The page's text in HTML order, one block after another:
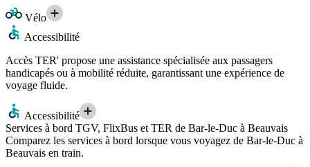
Vélo
Accessibilité
Accès TER' propose une assistance spécialisée aux passagers
handicapés ou à mobilité réduite, garantissant une expérience de
voyage fluide.
Accessibilité
Services à bord TGV, FlixBus et TER de Bar-le-Duc à Beauvais
Comparez les services à bord lorsque vous voyagez de Bar-le-Duc à
Beauvais en train.